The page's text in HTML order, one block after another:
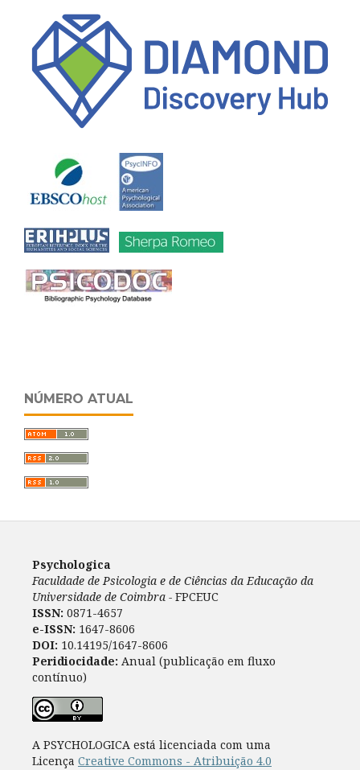
NÚMERO ATUAL
Psychologica
Faculdade de Psicologia e de Ciências da Educação da
Universidade de Coimbra - FPCEUC
ISSN: 0871-4657
e-ISSN: 1647-8606
DOI: 10.14195/1647-8606
Peridiocidade: Anual (publicação em fluxo
contínuo)
A PSYCHOLOGICA está licenciada com uma
Licença Creative Commons - Atribuição 4.0